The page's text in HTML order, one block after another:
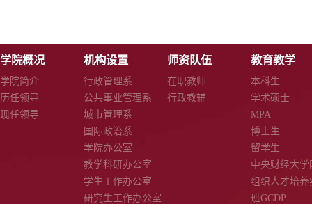
学院概况
学院简介
历任领导
现任领导
机构设置
行政管理系
公共事业管理系
城市管理系
国际政治系
学院办公室
教学科研办公室
学生工作办公室
研究生工作办公室
师资队伍
在职教师
行政教辅
教育教学
本科生
学术硕士
MPA
博士生
留学生
中央财经大学
组织人才培养
班GCDP